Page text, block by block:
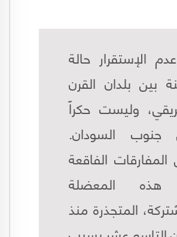
الإستقرار حالة
بين بلدان القرن
وليست حكراً
جنوب السودان.
الفاقعة
المعضلة
المتجذرة منذ